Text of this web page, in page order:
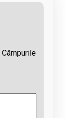
Câmpurile